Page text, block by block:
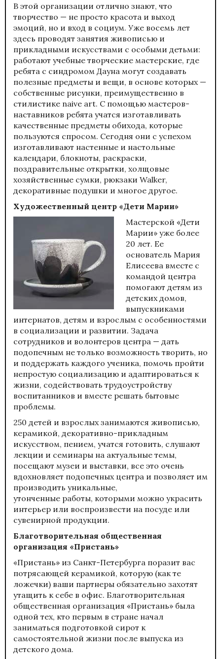
В этой организации отлично знают, что
творчество — не просто красота и выход
эмоций, но и вход в социум. Уже восемь лет
здесь проводят занятия живописью и
прикладными искусствами с особыми детьми:
работают учебные творческие мастерские, где
ребята с синдромом Дауна могут создавать
полезные предметы и вещи, в основе которых —
собственные рисунки, преимущественно в
стилистике naive art. С помощью мастеров-
наставников ребята учатся изготавливать
качественные предметы обихода, которые
пользуются спросом. Сегодня они с успехом
изготавливают настенные и настольные
календари, блокноты, раскраски,
поздравительные открытки, холщовые
хозяйственные сумки, рюкзаки Walker,
декоративные подушки и многое другое.
Художественный центр «Дети Марии»
Мастерской «Дети
Марии» уже более
20 лет. Ее
основатель Мария
Елисеева вместе с
командой центра
помогают детям из
детских домов,
выпускниками
интернатов, детям и взрослым с особенностями
в социализации и развитии. Задача
сотрудников и волонтеров центра — дать
подопечным не только возможность творить, но
и поддержать каждого ученика, помочь пройти
непростую социализацию и адаптироваться к
жизни, содействовать трудоустройству
воспитанников и вместе решать бытовые
проблемы.
250 детей и взрослых занимаются живописью,
керамикой, декоративно-прикладным
искусством, пением, учатся готовить, слушают
лекции и семинары на актуальные темы,
посещают музеи и выставки, все это очень
вдохновляет подопечных центра и позволяет им
производить уникальные,
утонченные работы, которыми можно украсить
интерьер или воспроизвести на посуде или
сувенирной продукции.
Благотворительная общественная
организация «Пристань»
«Пристань» из Санкт-Петербурга поразит вас
потрясающей керамикой, которую (как те
ложечки) ваши партнеры обязательно захотят
утащить к себе в офис. Благотворительная
общественная организация «Пристань» была
одной тех, кто первым в стране начал
заниматься подготовкой сирот к
самостоятельной жизни после выпуска из
детского дома.